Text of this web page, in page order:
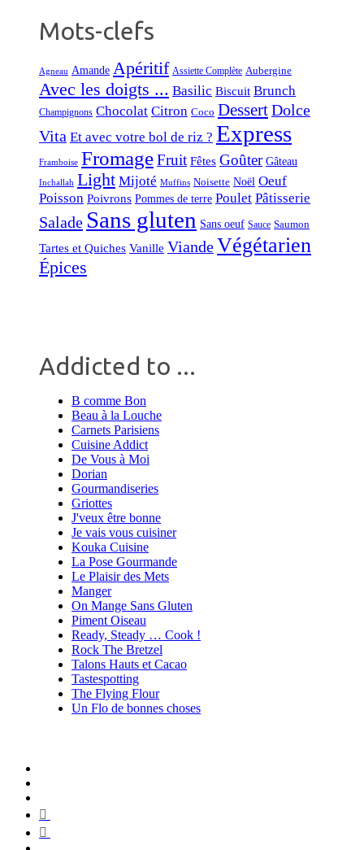
Mots-clefs
Agneau Amande Apéritif Assiette Complète Aubergine
Avec les doigts ... Basilic Biscuit Brunch
Champignons Chocolat Citron Coco DessertDolce
Vita Et avec votre bol de riz ? Express
Framboise FromageFruit Fêtes Goûter Gâteau
Inchallah Light Mijoté Muffins Noisette Noël Oeuf
Poisson Poivrons Pommes de terre Poulet Pâtisserie
Salade Sans gluten Sans oeuf Sauce Saumon
Tartes et Quiches Vanille ViandeVégétarien
Épices
Addicted to ...
B comme Bon
Beau à la Louche
Carnets Parisiens
Cuisine Addict
De Vous à Moi
Dorian
Gourmandiseries
Griottes
J'veux être bonne
Je vais vous cuisiner
Kouka Cuisine
La Pose Gourmande
Le Plaisir des Mets
Manger
On Mange Sans Gluten
Piment Oiseau
Ready, Steady … Cook !
Rock The Bretzel
Talons Hauts et Cacao
Tastespotting
The Flying Flour
Un Flo de bonnes choses